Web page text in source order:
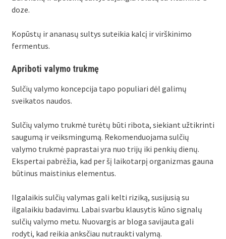
doze.
Kopūstų ir ananasų sultys suteikia kalcį ir virškinimo
fermentus.
Apriboti valymo trukmę
Sulčių valymo koncepcija tapo populiari dėl galimų
sveikatos naudos.
Sulčių valymo trukmė turėtų būti ribota, siekiant užtikrinti
saugumą ir veiksmingumą. Rekomenduojama sulčių
valymo trukmė paprastai yra nuo trijų iki penkių dienų.
Ekspertai pabrėžia, kad per šį laikotarpį organizmas gauna
būtinus maistinius elementus.
Ilgalaikis sulčių valymas gali kelti riziką, susijusią su
ilgalaikiu badavimu. Labai svarbu klausytis kūno signalų
sulčių valymo metu. Nuovargis ar bloga savijauta gali
rodyti, kad reikia anksčiau nutraukti valymą.